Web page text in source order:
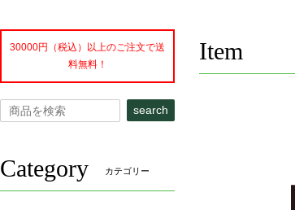
Item
30000円（税込）以上のご注文で送
料無料！
search
Category カテゴリー